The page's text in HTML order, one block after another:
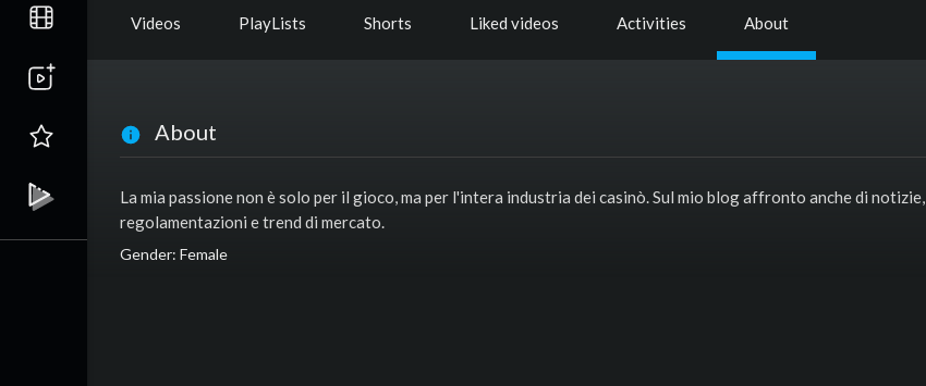
Videos PlayLists Shorts Liked videos Activities About
About
La mia passione non è solo per il gioco, ma per l'intera industria dei casinò. Sul mio blog affronto anche di notizie,
regolamentazioni e trend di mercato.
Gender: Female